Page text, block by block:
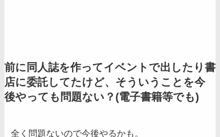
前に同人誌を作ってイベントで出したり書
店に委託してたけど、 そういうことを今
後やっても問題ない？(電子書籍等でも)
全く問題ないので今後やるかも。